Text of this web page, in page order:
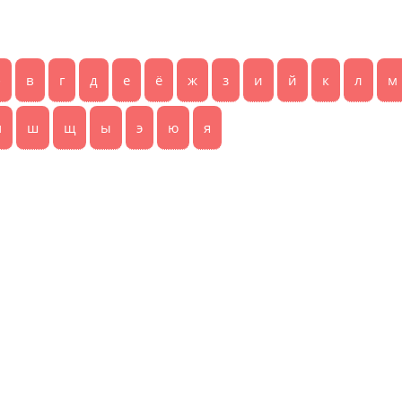
в г д е ё ж з и й к л м
ш щ ы э ю я